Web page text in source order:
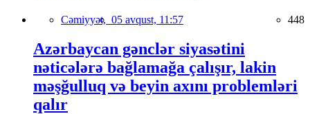
Cəmiyyət, 05 avqust, 11:57 448
Azərbaycan gənclər siyasətini
nəticələrə bağlamağa çalışır, lakin
məşğulluq və beyin axını problemləri
qalır